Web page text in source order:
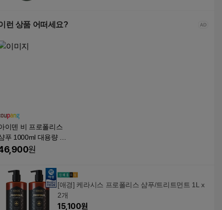
런 상품 어떠세요?
이덴 비 프로폴리스
푸 1000ml 대용량 모
전
원
[애경] 케라시스 프로폴리스 샴푸/트리트먼트 1L x
2개
15,100원